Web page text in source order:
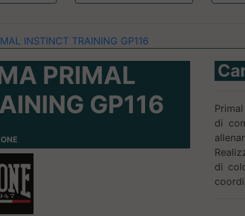
INSTINCT TRAINING GP116
PRIMAL
GP116
di
di